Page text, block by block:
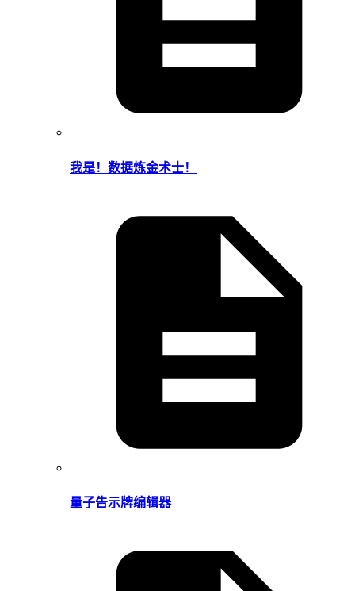
我是！数据炼金术士！
量子告示牌编辑器